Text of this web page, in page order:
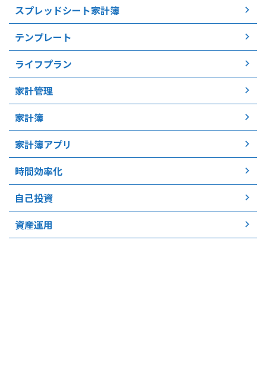
スプレッドシート家計簿
テンプレート
ライフプラン
家計管理
家計簿
家計簿アプリ
時間効率化
自己投資
資産運用